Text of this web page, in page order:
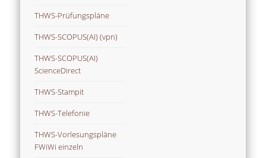
THWS-Prüfungspläne
THWS-SCOPUS(AI) (vpn)
THWS-SCOPUS(AI)
ScienceDirect
THWS-Stampit
THWS-Telefonie
THWS-Vorlesungspläne
FWiWi einzeln